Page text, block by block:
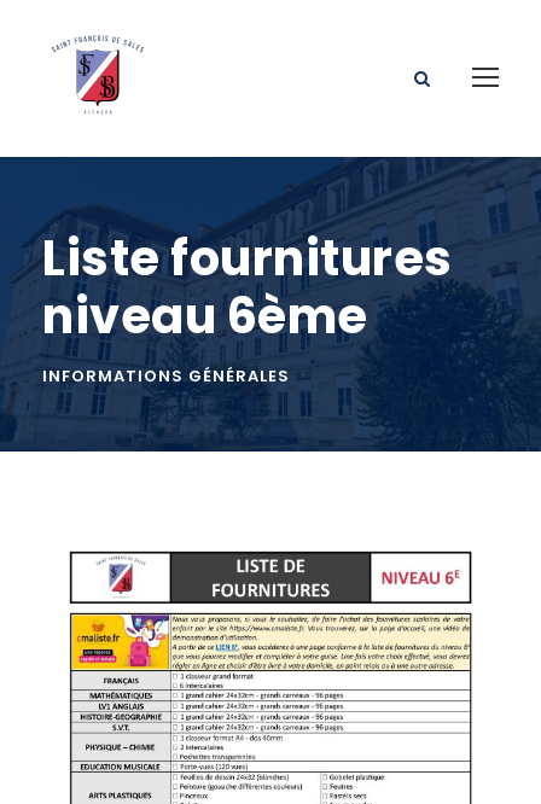
Liste fournitures
niveau 6ème
INFORMATIONS GÉNÉRALES